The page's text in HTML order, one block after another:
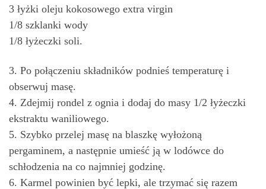
3 łyżki oleju kokosowego extra virgin
1/8 szklanki wody
1/8 łyżeczki soli.
3. Po połączeniu składników podnieś temperaturę i
obserwuj masę.
4. Zdejmij rondel z ognia i dodaj do masy 1/2 łyżeczki
ekstraktu waniliowego.
5. Szybko przelej masę na blaszkę wyłożoną
pergaminem, a następnie umieść ją w lodówce do
schłodzenia na co najmniej godzinę.
6. Karmel powinien być lepki, ale trzymać się razem